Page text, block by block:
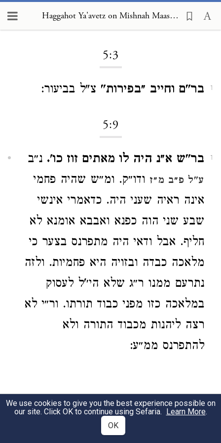
Haggahot Ya'avetz on Mishnah Maaser Sheni 5:3
5:3
1 בר"ם וחייב ״בפירות" צ"ל בביעור:
5:9
1 בר"ש א״נ היה לו מאתים זוז כו'. נ״ב
ע"ל פ״ב מ״ז ודו״ק. ומ״ש שהיה פחמי
אינה ראיה שעני היה. כדאמרי אינשי
שבע שני הוה כפנא ואבבא אומנא לא
חליף. אבל ודאי היה מתפרנס בצער כי
מלאכה כבדה ובזויה היא פחמיות. ולזה
נתרעם ממנו ר״ג שלא הי׳'ל לעסוק
במלאכה כזו מפני כבוד תורתו. ור״י לא
רצה ליהנות מכבוד התורה ולא
להתפרנס ממ״ע:
We use cookies to give you the best experience possible on
our site. Click OK to continue using Sefaria. Learn More.
OK